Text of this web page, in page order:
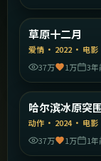
精选
草原十二月
爱情 · 2022 · 电影
37万
1万 3年
精选
哈尔滨冰原突
动作 · 2024· 电影
37万
1万 1年